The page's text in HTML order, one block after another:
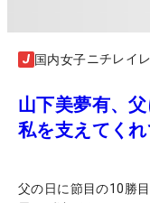
国内女子ニチレイ
山下美夢有、
私を支えてくれ
父の日に節目の10勝